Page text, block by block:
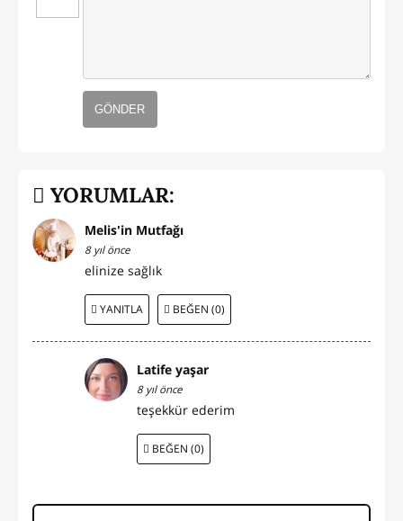
GÖNDER
YORUMLAR:
Melis'in Mutfağı
8 yıl önce
elinize sağlık
YANITLA BEĞEN (0)
Latife yaşar
8 yıl önce
teşekkür ederim
BEĞEN (0)